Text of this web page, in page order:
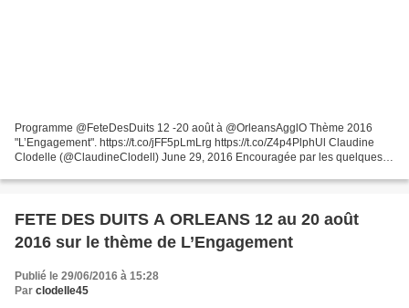
Programme @FeteDesDuits 12 -20 août à @OrleansAgglO Thème 2016
"L’Engagement". https://t.co/jFF5pLmLrg https://t.co/Z4p4PlphUl Claudine
Clodelle (@ClaudineClodell) June 29, 2016 Encouragée par les quelques
FETE DES DUITS A ORLEANS 12 au 20 août
2016 sur le thème de L’Engagement
Publié le 29/06/2016 à 15:28
Par clodelle45